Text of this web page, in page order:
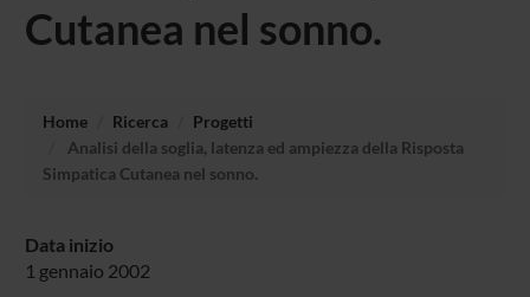
Cutanea nel sonno.
Home Ricerca
Progetti
Analisi della soglia, latenza ed ampiezza della Risposta
Simpatica Cutanea nel sonno.
Data inizio
1 gennaio 2002